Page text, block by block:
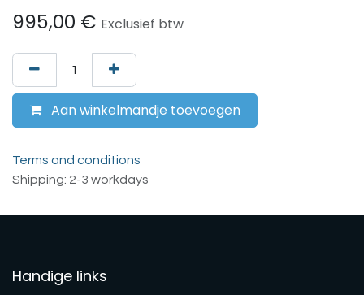
995,00 € Exclusief btw
Aan winkelmandje toevoegen
Terms and conditions
Shipping: 2-3 workdays
Handige links